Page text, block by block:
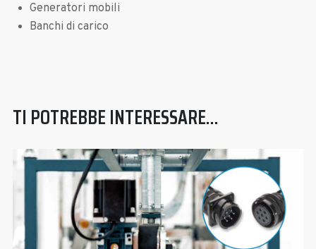
Generatori mobili
Banchi di carico
TI POTREBBE INTERESSARE…